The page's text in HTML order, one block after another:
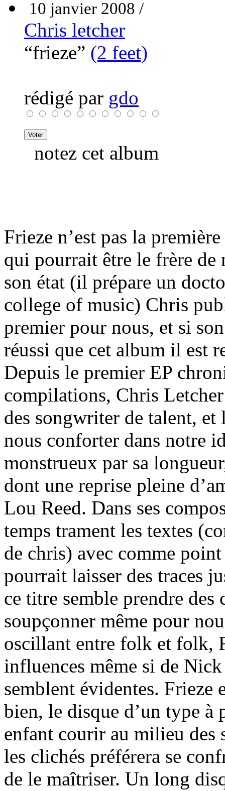
10 janvier 2008 /
Chris letcher
“frieze” (2 feet)
rédigé par gdo
notez cet album
Frieze n’est pas la
qui pourrait être le frère de
son état (il prépare un
college of music) Chris
premier pour nous, et si
réussi que cet album il est
Depuis le premier EP
compilations, Chris
des songwriter de talent,
nous conforter dans notre
monstrueux par sa
dont une reprise pleine
Lou Reed. Dans ses
temps trament les textes
de chris) avec comme
pourrait laisser des traces
ce titre semble prendre
soupçonner même pour
oscillant entre folk et folk,
influences même si de
semblent évidentes. Frieze
bien, le disque d’un type à
enfant courir au milieu
les clichés préférera se
de le maîtriser. Un long